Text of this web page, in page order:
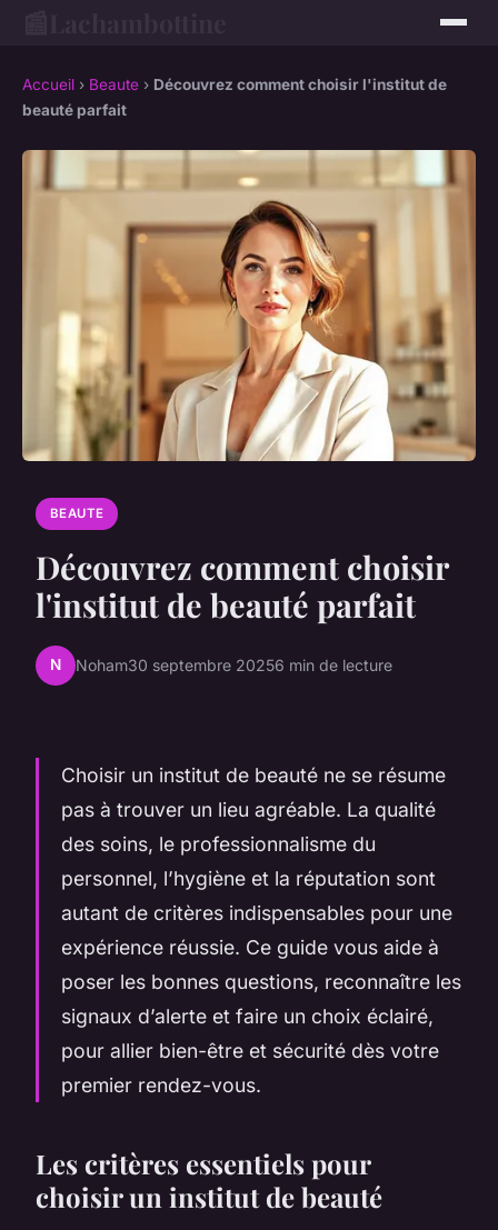
Accueil › Beaute › Découvrez comment choisir l'institut de
beauté parfait
BEAUTE
Découvrez comment choisir
l'institut de beauté parfait
N Noham30 septembre 20256 min de lecture
Choisir un institut de beauté ne se résume
pas à trouver un lieu agréable. La qualité
des soins, le professionnalisme du
personnel, l’hygiène et la réputation sont
autant de critères indispensables pour une
expérience réussie. Ce guide vous aide à
poser les bonnes questions, reconnaître les
signaux d’alerte et faire un choix éclairé,
pour allier bien-être et sécurité dès votre
premier rendez-vous.
Les critères essentiels pour
choisir un institut de beauté